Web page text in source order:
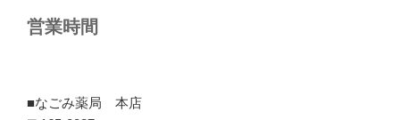
営業時間
■なごみ薬局 本店